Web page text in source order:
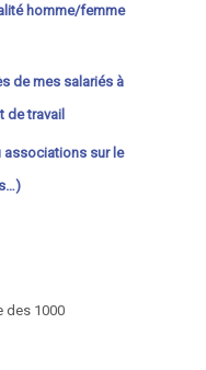
homme/femme
de mes salariés à
de travail
sur le
des 1000